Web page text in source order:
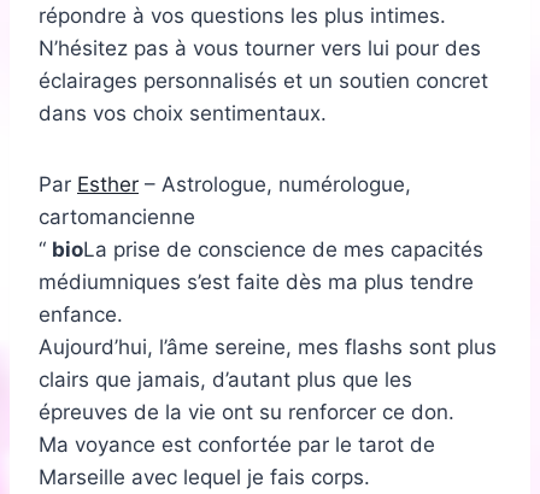
répondre à vos questions les plus intimes.
N’hésitez pas à vous tourner vers lui pour des
éclairages personnalisés et un soutien concret
dans vos choix sentimentaux.
Par Esther – Astrologue, numérologue,
cartomancienne
bioLa prise de conscience de mes capacités
médiumniques s’est faite dès ma plus tendre
enfance.
Aujourd’hui, l’âme sereine, mes flashs sont plus
clairs que jamais, d’autant plus que les
épreuves de la vie ont su renforcer ce don.
Ma voyance est confortée par le tarot de
Marseille avec lequel je fais corps.